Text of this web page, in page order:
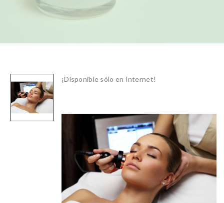
¡Disponible sólo en Internet!